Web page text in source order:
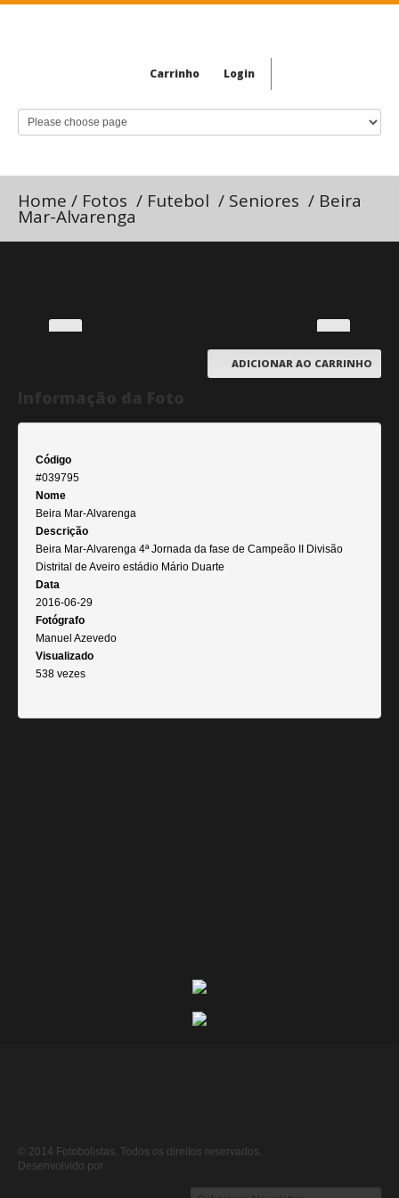
Carrinho Login
Home / Fotos / Futebol / Seniores / Beira
Mar-Alvarenga
ADICIONAR AO CARRINHO
Código
#039795
Nome
Beira Mar-Alvarenga
Descrição
Beira Mar-Alvarenga 4ª Jornada da fase de Campeão II Divisão
Distrital de Aveiro estádio Mário Duarte
Data
2016-06-29
Fotógrafo
Manuel Azevedo
Visualizado
538 vezes
© 2014 Fotobolistas. Todos os direitos reservados.
Desenvolvido por